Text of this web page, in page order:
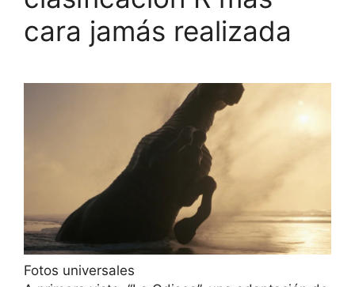
cara jamás realizada
Fotos universales